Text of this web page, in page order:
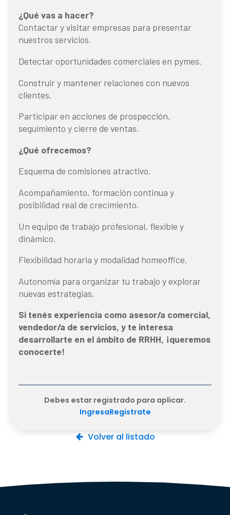
¿Qué vas a hacer?
Contactar y visitar empresas para presentar
nuestros servicios.
Detectar oportunidades comerciales en pymes.
Construir y mantener relaciones con nuevos
clientes.
Participar en acciones de prospección,
seguimiento y cierre de ventas.
¿Qué ofrecemos?
Esquema de comisiones atractivo.
Acompañamiento, formación continua y
posibilidad real de crecimiento.
Un equipo de trabajo profesional, flexible y
dinámico.
Flexibilidad horaria y modalidad homeoffice.
Autonomía para organizar tu trabajo y explorar
nuevas estrategias.
Si tenés experiencia como asesor/a comercial,
vendedor/a de servicios, y te interesa
desarrollarte en el ámbito de RRHH, ¡queremos
conocerte!
Debes estar registrado para aplicar.
IngresaRegistrate
Volver al listado